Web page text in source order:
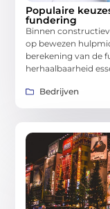
Populaire
fundering
Binnen
op bewezen
berekening van de
herhaalbaarheid
Bedrijven